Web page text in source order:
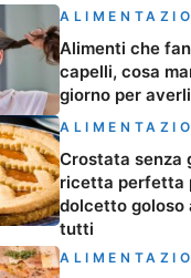
Alimenti che
capelli, cosa
giorno per
Crostata senza
ricetta perfetta
dolcetto goloso
tutti